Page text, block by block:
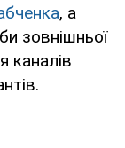
, а
зовнішньої
каналів